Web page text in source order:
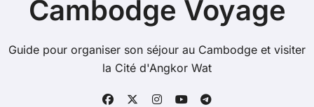
Cambodge Voyage
Guide pour organiser son séjour au Cambodge et visiter
la Cité d'Angkor Wat